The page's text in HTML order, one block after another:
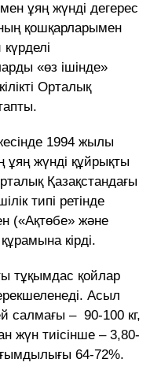
ұяң жүнді дегерес
қошқарларымен
«өз ішінде»
Орталық
1994 жылы
ұяң жүнді құйрықты
Қазақстандағы
типі ретінде
(«Ақтөбе» және
кірді.
тұқымдас қойлар
Асыл
салмағы – 90-100 кг,
жүн тиісінше – 3,80-
64-72%.